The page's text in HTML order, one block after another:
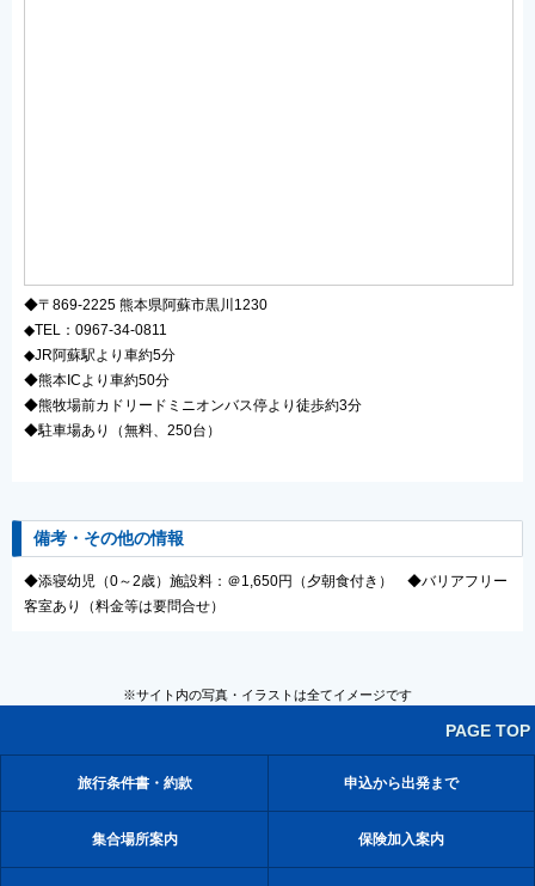
◆〒869-2225 熊本県阿蘇市黒川1230
◆TEL：0967-34-0811
◆JR阿蘇駅より車約5分
◆熊本ICより車約50分
◆熊牧場前カドリードミニオンバス停より徒歩約3分
◆駐車場あり（無料、250台）
備考・その他の情報
◆添寝幼児（0～2歳）施設料：＠1,650円（夕朝食付き） ◆バリアフリー
客室あり（料金等は要問合せ）
PAGE TOP
※サイト内の写真・イラストは全てイメージです
旅行条件書・約款 申込から出発まで
集合場所案内 保険加入案内